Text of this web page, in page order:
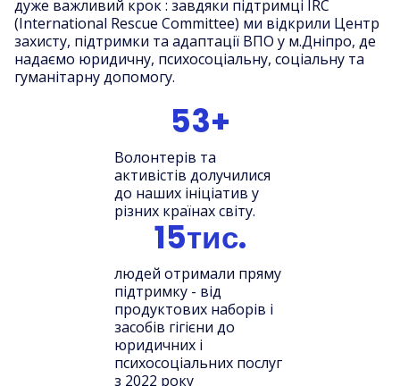
дуже важливий крок : завдяки підтримці IRC
(International Rescue Committee) ми відкрили Центр
захисту, підтримки та адаптації ВПО у м.Дніпро, де
надаємо юридичну, психосоціальну, соціальну та
гуманітарну допомогу.
53+
Волонтерів та
активістів долучилися
до наших ініціатив у
різних країнах світу.
15тис.
людей отримали пряму
підтримку - від
продуктових наборів і
засобів гігієни до
юридичних і
психосоціальних послуг
з 2022 року